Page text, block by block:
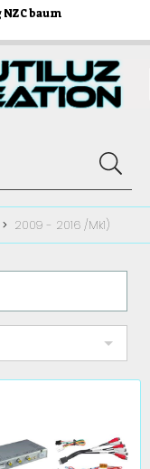
baum
2009 - 2016 /Mk1)